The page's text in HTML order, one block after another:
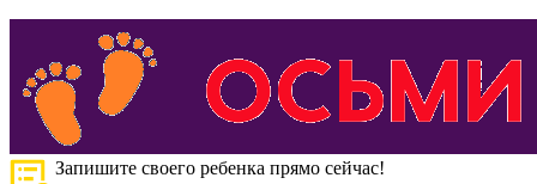
Запишите своего ребенка прямо сейчас!